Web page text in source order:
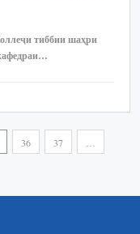
тиббии шаҳри
36 37
…